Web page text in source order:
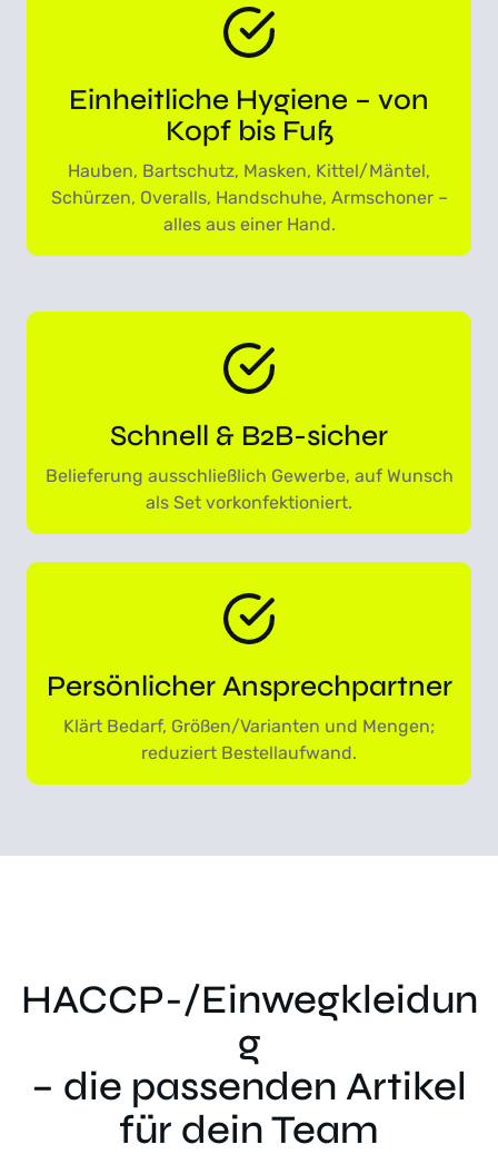
Einheitliche Hygiene – von
Kopf bis Fuß
Hauben, Bartschutz, Masken, Kittel/Mäntel,
Schürzen, Overalls, Handschuhe, Armschoner –
alles aus einer Hand.
Schnell & B2B-sicher
Belieferung ausschließlich Gewerbe, auf Wunsch
als Set vorkonfektioniert.
Persönlicher Ansprechpartner
Klärt Bedarf, Größen/Varianten und Mengen;
reduziert Bestellaufwand.
HACCP-/Einwegkleidun
g
– die passenden Artikel
für dein Team